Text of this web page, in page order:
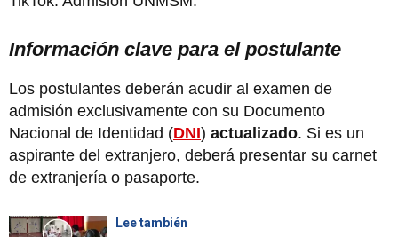
Información clave para el postulante
Los postulantes deberán acudir al examen de
admisión exclusivamente con su Documento
Nacional de Identidad (DNI) actualizado. Si es un
aspirante del extranjero, deberá presentar su carnet
de extranjería o pasaporte.
Lee también